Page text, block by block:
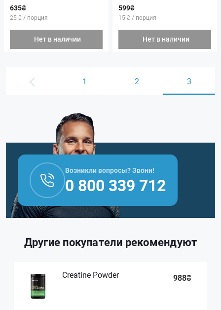
635₴
25 ₴ / порция
Нет в наличии
599₴
15 ₴ / порция
Нет в наличии
1 2 3
Возникли вопросы? Звони!
0 800 339 712
Другие покупатели рекомендуют
Creatine Powder 988₴